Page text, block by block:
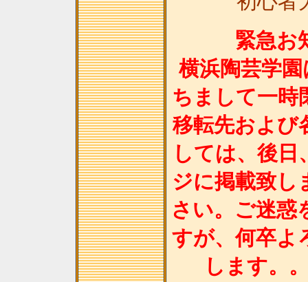
緊急お
横浜陶芸学
ちまして一時
移転先および
しては、後日
ジに掲載致し
さい。ご迷惑
すが、何卒よ
します。